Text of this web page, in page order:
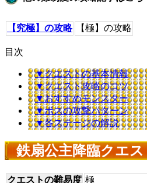
【究極】の攻略 【極】の攻略
目次
▼クエストの基本情報
▼クエスト攻略のコツ
▼おすすめモンスター
▼ボスの攻撃パターン
▼各ステージの解説
鉄扇公主降臨クエ
クエストの難易度 極